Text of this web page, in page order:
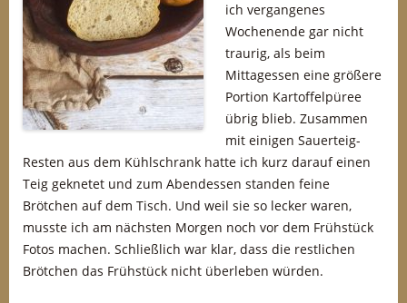
ich vergangenes
Wochenende gar nicht
traurig, als beim
Mittagessen eine größere
Portion Kartoffelpüree
übrig blieb. Zusammen
mit einigen Sauerteig-
Resten aus dem Kühlschrank hatte ich kurz darauf einen
Teig geknetet und zum Abendessen standen feine
Brötchen auf dem Tisch. Und weil sie so lecker waren,
musste ich am nächsten Morgen noch vor dem Frühstück
Fotos machen. Schließlich war klar, dass die restlichen
Brötchen das Frühstück nicht überleben würden.